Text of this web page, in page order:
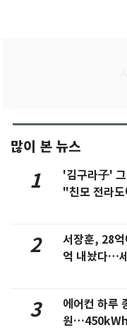
많이 본 뉴스
1
'김구라子'
"친모 전라
2
서장훈, 28
억 내놨다…
3
에어컨 하루
원